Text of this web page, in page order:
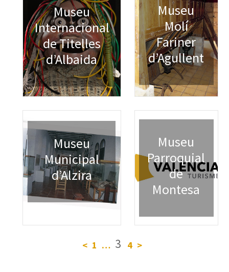
Museu
Internacional
de Titelles
d’Albaida
Museu
Molí
Fariner
d’Agullent
Museu
Municipal
d’Alzira
Museu
Parroquial
de
Montesa
< 1 … 3 4 >